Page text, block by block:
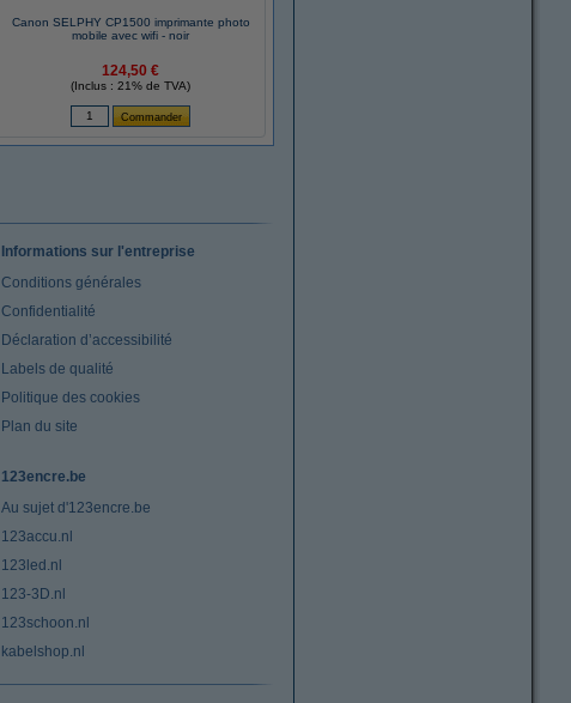
Canon SELPHY CP1500 imprimante photo
mobile avec wifi - noir
124,50 €
(Inclus : 21% de TVA)
Informations sur l'entreprise
Conditions générales
Confidentialité
Déclaration d’accessibilité
Labels de qualité
Politique des cookies
Plan du site
123encre.be
Au sujet d'123encre.be
123accu.nl
123led.nl
123-3D.nl
123schoon.nl
kabelshop.nl